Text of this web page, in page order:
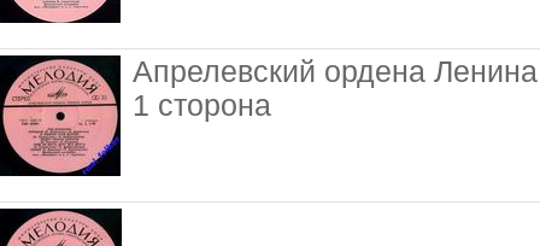
Апрелевский ордена
1 сторона